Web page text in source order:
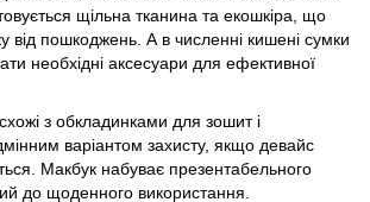
щільна тканина та екошкіра, що
від пошкоджень. А в численні кишені сумки
необхідні аксесуари для ефективної
з обкладинками для зошит і
варіантом захисту, якщо девайс
Макбук набуває презентабельного
до щоденного використання.